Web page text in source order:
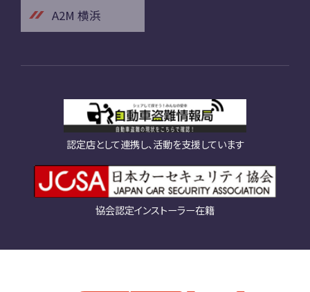
A2M 横浜
認定店として連携し、活動を支援しています
協会認定インストーラー在籍